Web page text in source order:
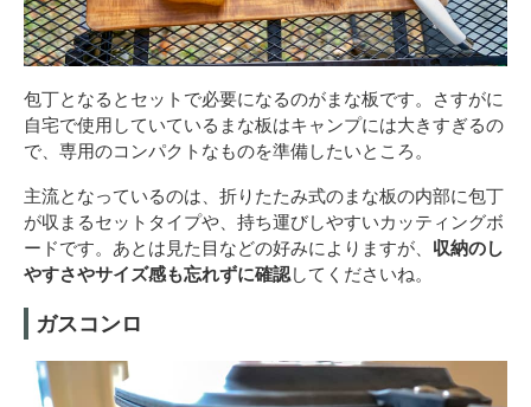
包丁となるとセットで必要になるのがまな板です。さすがに
自宅で使用していているまな板はキャンプには大きすぎるの
で、専用のコンパクトなものを準備したいところ。
主流となっているのは、折りたたみ式のまな板の内部に包丁
が収まるセットタイプや、持ち運びしやすいカッティングボ
ードです。あとは見た目などの好みによりますが、 収納のし
やすさやサイズ感も忘れずに確認してくださいね。
ガスコンロ